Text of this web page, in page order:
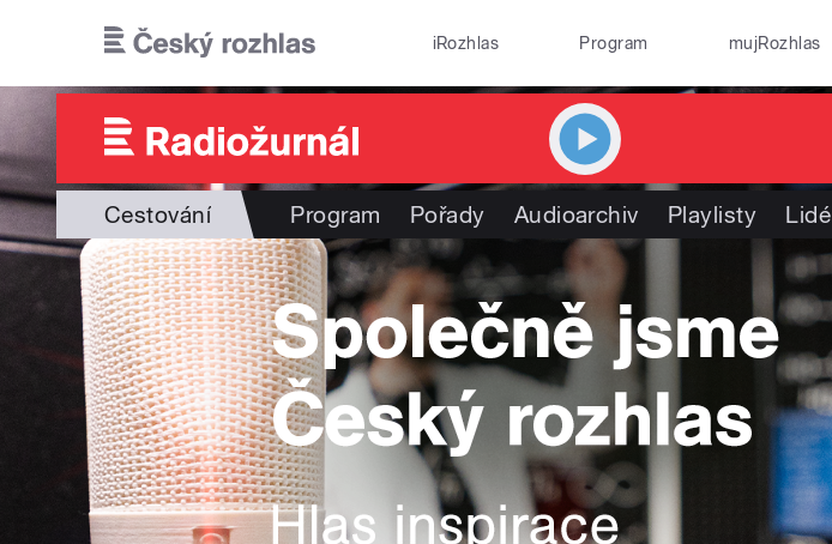
iRozhlas Program mujRozhlas
Cestování Program Pořady Audioarchiv Playlisty Lidé